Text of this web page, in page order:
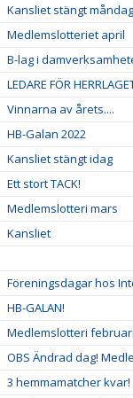
Kansliet stängt
Medlemslotteriet april
B-lag i
LEDARE FÖR
Vinnarna av årets....
HB-Galan 2022
Kansliet stängt idag
Ett stort TACK!
Medlemslotteri mars
Kansliet
Föreningsdagar hos
HB-GALAN!
Medlemslotteri februari
OBS Ändrad dag!
3 hemmamatcher kvar!